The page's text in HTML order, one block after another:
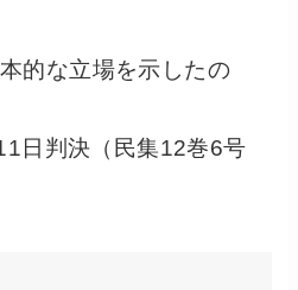
的な立場を示したの
日判決（民集12巻6号